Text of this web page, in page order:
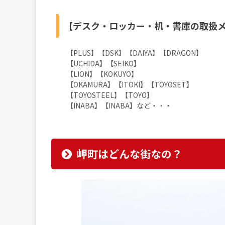
【デスク・ロッカー・机・書庫の取扱
【PLUS】【DSK】【DAIYA】【DRAGON】
【UCHIDA】【SEIKO】
【LION】【KOKUYO】
【OKAMURA】【ITOKI】【TOYOSET】
【TOYOSTEEL】【TOYO】
【INABA】【INABA】など・・・
岬町はどんな街なの？